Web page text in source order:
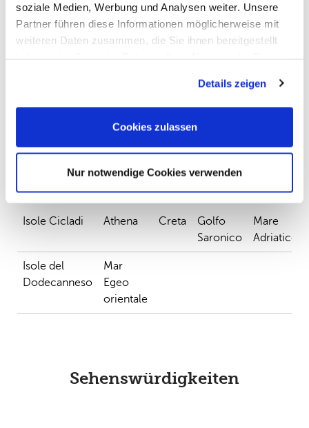
soziale Medien, Werbung und Analysen weiter. Unsere
Partner führen diese Informationen möglicherweise mit
weiteren Daten zusammen, die Sie ihnen bereitgestellt
Cookies, wenn Sie unsere Webseite weiterhin nutzen.
Details zeigen
Cookies zulassen
Nur notwendige Cookies verwenden
Tutte le regioni:
Isole Cicladi Athena Creta
Golfo
Saronico
Mare
Adriatico
Isole del
Dodecanneso
Mar
Egeo
orientale
Sehenswürdigkeiten